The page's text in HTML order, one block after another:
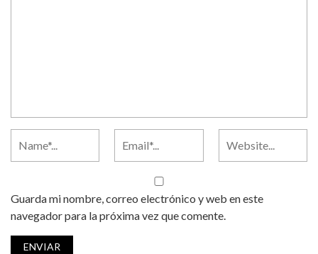
Guarda mi nombre, correo electrónico y web en este
navegador para la próxima vez que comente.